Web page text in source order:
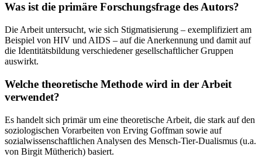
Was ist die primäre Forschungsfrage des Autors?
Die Arbeit untersucht, wie sich Stigmatisierung – exemplifiziert am
Beispiel von HIV und AIDS – auf die Anerkennung und damit auf
die Identitätsbildung verschiedener gesellschaftlicher Gruppen
auswirkt.
Welche theoretische Methode wird in der Arbeit
verwendet?
Es handelt sich primär um eine theoretische Arbeit, die stark auf den
soziologischen Vorarbeiten von Erving Goffman sowie auf
sozialwissenschaftlichen Analysen des Mensch-Tier-Dualismus (u.a.
von Birgit Mütherich) basiert.